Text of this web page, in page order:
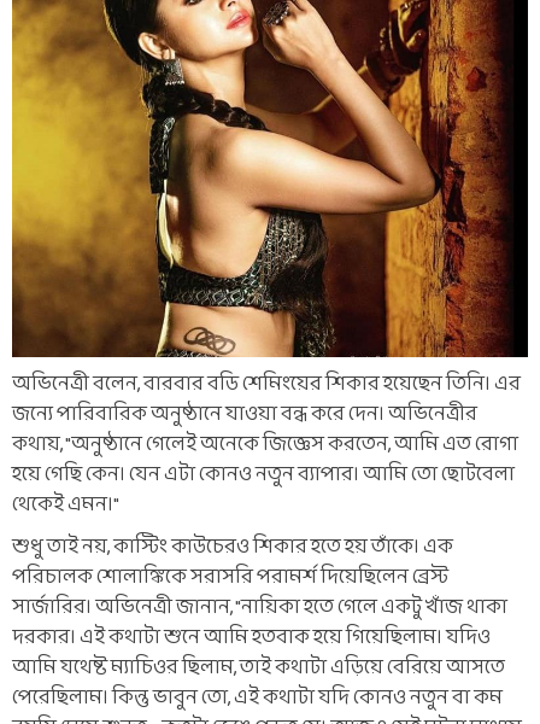
অভিনেত্রী বলেন, বারবার বডি শেমিংয়ের শিকার হয়েছেন তিনি। এর
জন্যে পারিবারিক অনুষ্ঠানে যাওয়া বন্ধ করে দেন। অভিনেত্রীর
কথায়, "অনুষ্ঠানে গেলেই অনেকে জিজ্ঞেস করতেন, আমি এত রোগা
হয়ে গেছি কেন। যেন এটা কোনও নতুন ব্যাপার। আমি তো ছোটবেলা
থেকেই এমন।"
শুধু তাই নয়, কাস্টিং কাউচেরও শিকার হতে হয় তাঁকে। এক
পরিচালক শোলাঙ্কিকে সরাসরি পরামর্শ দিয়েছিলেন ব্রেস্ট
সার্জারির। অভিনেত্রী জানান, "নায়িকা হতে গেলে একটু খাঁজ থাকা
দরকার। এই কথাটা শুনে আমি হতবাক হয়ে গিয়েছিলাম। যদিও
আমি যথেষ্ট ম্যাচিওর ছিলাম, তাই কথাটা এড়িয়ে বেরিয়ে আসতে
পেরেছিলাম। কিন্তু ভাবুন তো, এই কথাটা যদি কোনও নতুন বা কম